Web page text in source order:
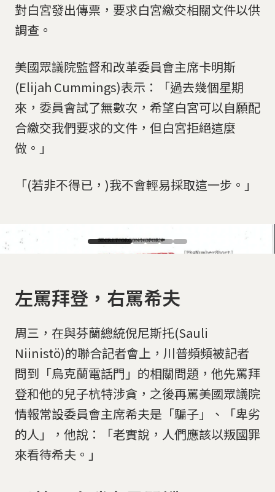
對白宮發出傳票，要求白宮繳交相關文件以供
調查。
美國眾議院監督和改革委員會主席卡明斯
(Elijah Cummings)表示：「過去幾個星期
來，委員會試了無數次，希望白宮可以自願配
合繳交我們要求的文件，但白宮拒絕這麼
做。」
「(若非不得已，)我不會輕易採取這一步。」
左罵拜登，右罵希夫
周三，在與芬蘭總統倪尼斯托(Sauli
Niinistö)的聯合記者會上，川普頻頻被記者
問到「烏克蘭電話門」的相關問題，他先罵拜
登和他的兒子杭特涉貪，之後再罵美國眾議院
情報常設委員會主席希夫是「騙子」、「卑劣
的人」，他說：「老實說，人們應該以叛國罪
來看待希夫。」